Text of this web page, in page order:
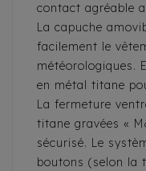
contact agréable
La capuche
facilement le
météorologiques.
en métal titane
La fermeture
titane gravées «
sécurisé. Le
boutons (selon la